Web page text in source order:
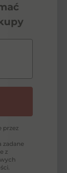
przez
zadane
z